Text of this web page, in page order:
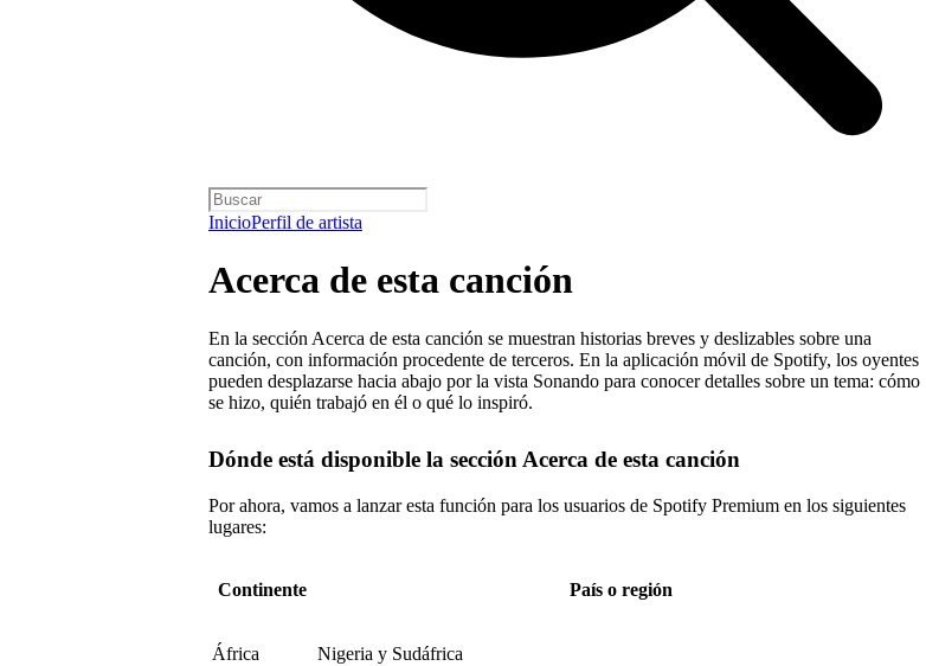
InicioPerfil de artista
Acerca de esta canción
En la sección Acerca de esta canción se muestran historias breves y deslizables sobre una
canción, con información procedente de terceros. En la aplicación móvil de Spotify, los oyentes
pueden desplazarse hacia abajo por la vista Sonando para conocer detalles sobre un tema: cómo
se hizo, quién trabajó en él o qué lo inspiró.
Dónde está disponible la sección Acerca de esta canción
Por ahora, vamos a lanzar esta función para los usuarios de Spotify Premium en los siguientes
lugares:
Continente País o región
África Nigeria y Sudáfrica